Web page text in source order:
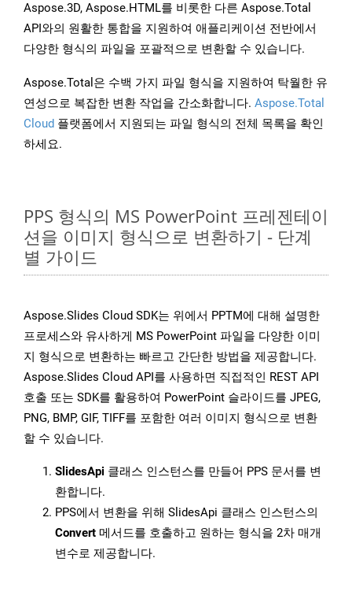
Aspose.3D, Aspose.HTML를 비롯한 다른 Aspose.Total
API와의 원활한 통합을 지원하여 애플리케이션 전반에서
다양한 형식의 파일을 포괄적으로 변환할 수 있습니다.
Aspose.Total은 수백 가지 파일 형식을 지원하여 탁월한 유
연성으로 복잡한 변환 작업을 간소화합니다. Aspose.Total
Cloud 플랫폼에서 지원되는 파일 형식의 전체 목록을 확인
하세요.
PPS 형식의 MS PowerPoint 프레젠테이
션을 이미지 형식으로 변환하기 - 단계
별 가이드
Aspose.Slides Cloud SDK는 위에서 PPTM에 대해 설명한
프로세스와 유사하게 MS PowerPoint 파일을 다양한 이미
지 형식으로 변환하는 빠르고 간단한 방법을 제공합니다.
Aspose.Slides Cloud API를 사용하면 직접적인 REST API
호출 또는 SDK를 활용하여 PowerPoint 슬라이드를 JPEG,
PNG, BMP, GIF, TIFF를 포함한 여러 이미지 형식으로 변환
할 수 있습니다.
SlidesApi 클래스 인스턴스를 만들어 PPS 문서를 변
환합니다.
PPS에서 변환을 위해 SlidesApi 클래스 인스턴스의
Convert 메서드를 호출하고 원하는 형식을 2차 매개
변수로 제공합니다.